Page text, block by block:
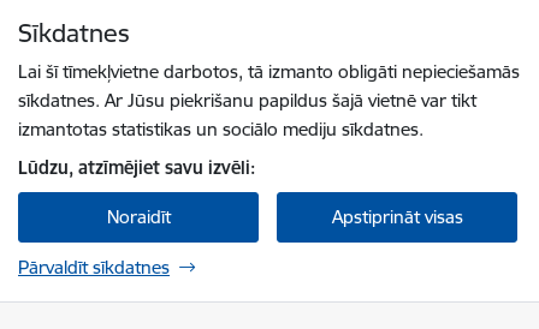
Sīkdatnes
Lai šī tīmekļvietne darbotos, tā izmanto obligāti nepieciešamās
sīkdatnes. Ar Jūsu piekrišanu papildus šajā vietnē var tikt
izmantotas statistikas un sociālo mediju sīkdatnes.
Lūdzu, atzīmējiet savu izvēli:
Noraidīt Apstiprināt visas
Pārvaldīt sīkdatnes